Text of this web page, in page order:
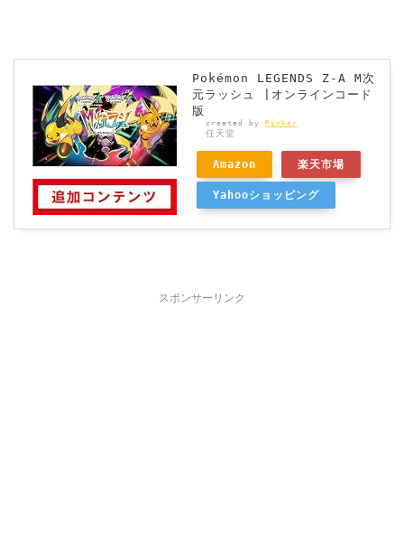
Pokémon LEGENDS Z-A M次
元ラッシュ |オンラインコード
版
created by Rinker
任天堂
Amazon 楽天市場
Yahooショッピング
スポンサーリンク